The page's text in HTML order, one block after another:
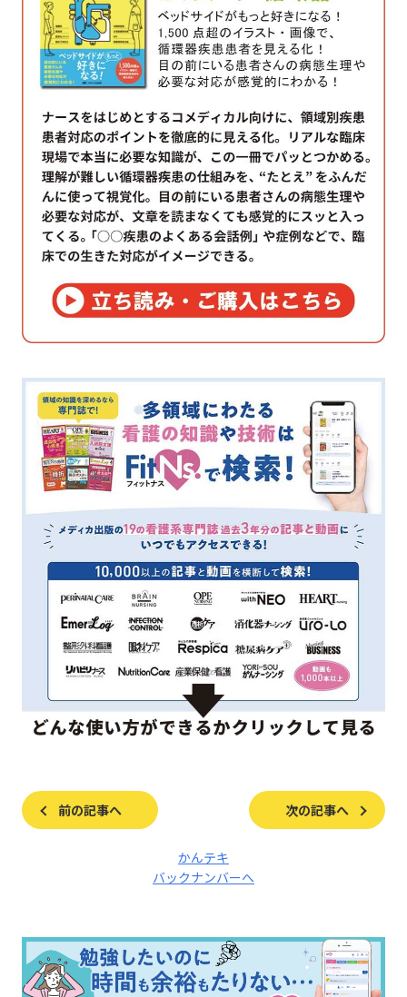
前の記事へ 次の記事へ
かんテキ
バックナンバーへ